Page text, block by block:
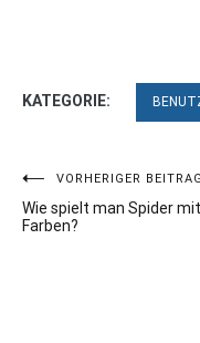
KATEGORIE:
VORHERIGER BEITRAG
Wie spielt man Spider
Farben?